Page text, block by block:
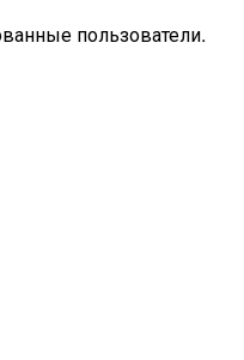
пользователи.